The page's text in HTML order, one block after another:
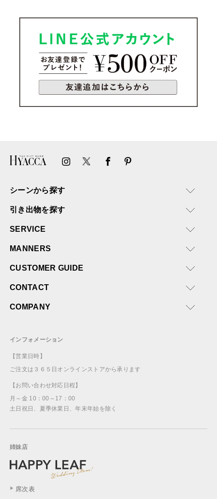
シーンから探す
引き出物を探す
SERVICE
MANNERS
CUSTOMER GUIDE
CONTACT
COMPANY
インフォメーション
【営業日時】
ご注文は３６５日オンラインストアから承ります
【お問い合わせ対応日程】
月～金 10：00～17：00
土日祝日、夏季休業日、年末年始を除く
姉妹店
席次表